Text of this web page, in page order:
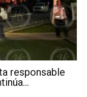
responsable